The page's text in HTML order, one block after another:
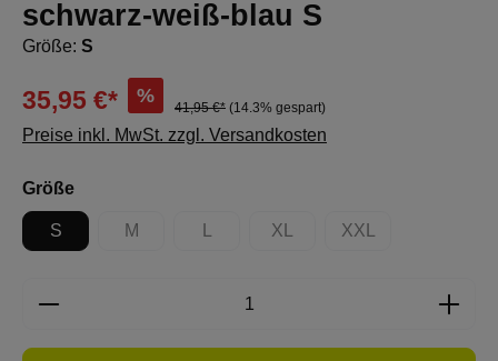
schwarz-weiß-blau S
Größe: S
35,95 €* %
41,95 €* (14.3% gespart)
Preise inkl. MwSt. zzgl. Versandkosten
Größeauswählen
S M
(Diese Option ist zurzeit nicht verfügbar.)
(Diese Option ist zurzeit nicht verfügbar.)
XL
(Diese Option ist zurzeit nicht
XXL
(Diese Option ist
Produkt Anzahl: Gib den gewünschten